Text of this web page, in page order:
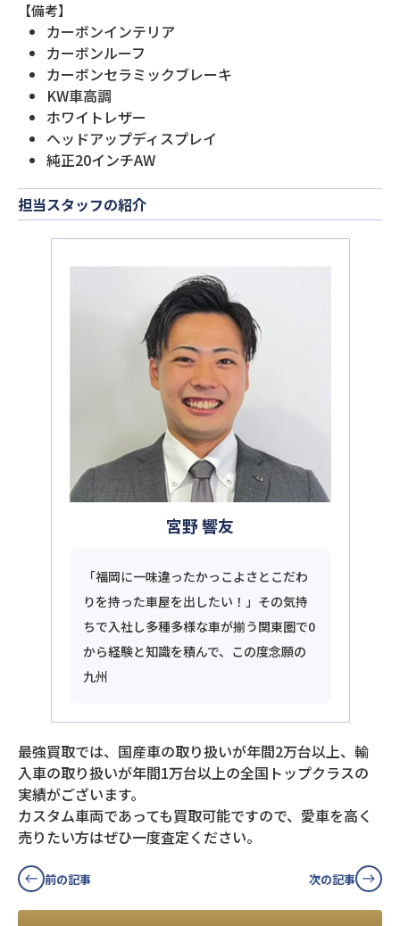
【備考】
カーボンインテリア
カーボンルーフ
カーボンセラミックブレーキ
KW車高調
ホワイトレザー
ヘッドアップディスプレイ
純正20インチAW
担当スタッフの紹介
宮野 響友
「福岡に一味違ったかっこよさとこだわ
りを持った車屋を出したい！」その気持
ちで入社し多種多様な車が揃う関東圏で0
から経験と知識を積んで、この度念願の
九州
最強買取では、国産車の取り扱いが年間2万台以上、輸
入車の取り扱いが年間1万台以上の全国トップクラスの
実績がございます。
カスタム車両であっても買取可能ですので、愛車を高く
売りたい方はぜひ一度査定ください。
前の記事 次の記事